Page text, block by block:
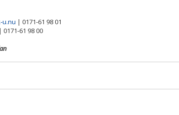
u.nu | 0171-61 98 01
| 0171-61 98 00